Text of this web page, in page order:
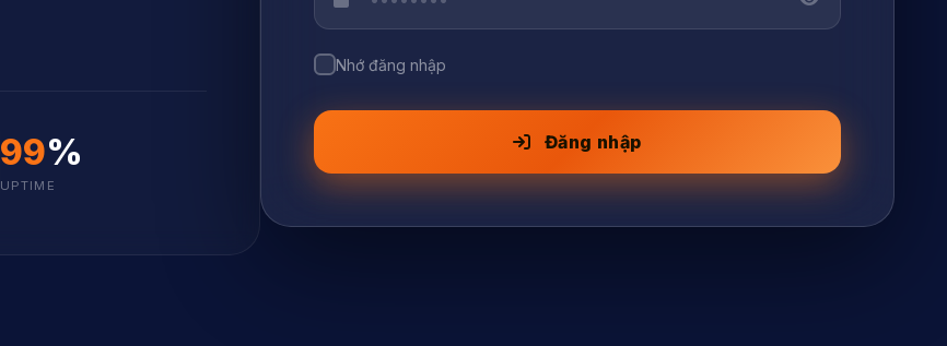
99%
UPTIME
Nhớ đăng nhập
Đăng nhập